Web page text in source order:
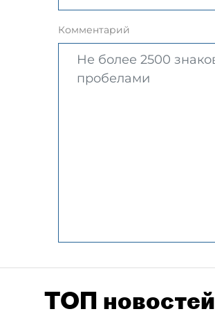
Комментарий
ТОП новостей